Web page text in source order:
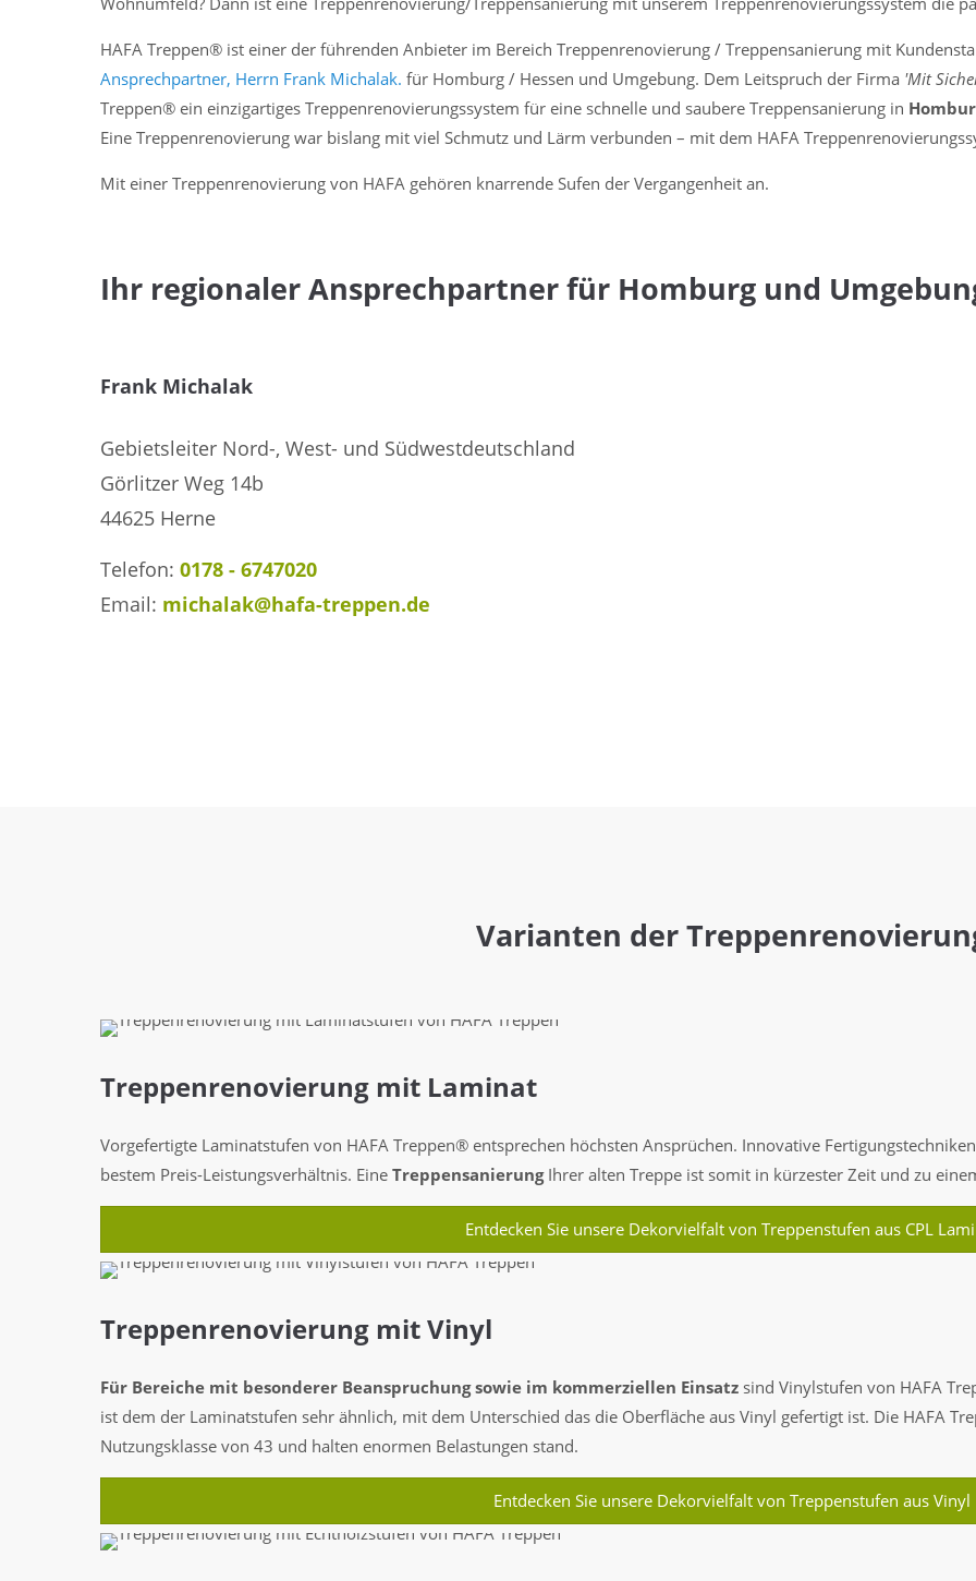
Treppenrenovierung / Treppensanierung
HAFA Treppen® ist einer der führenden Anbieter im Bereich Treppenrenovierung / Treppensanierung mit
Ansprechpartner, Herrn Frank Michalak. für Homburg / Hessen und Umgebung. Dem Leitspruch der Firma 'Mit
Treppen® ein einzigartiges Treppenrenovierungssystem für eine schnelle und saubere Treppensanierung in
Eine Treppenrenovierung war bislang mit viel Schmutz und Lärm verbunden – mit dem HAFA
Mit einer Treppenrenovierung von HAFA gehören knarrende Sufen der Vergangenheit an.
Ihr regionaler Ansprechpartner für Homburg und
Frank Michalak
Gebietsleiter Nord-, West- und Südwestdeutschland
Görlitzer Weg 14b
44625 Herne
Telefon: 0178 - 6747020
Email: michalak@hafa-treppen.de
Varianten der
Treppenrenovierung mit Laminat
Vorgefertigte Laminatstufen von HAFA Treppen® entsprechen höchsten Ansprüchen. Innovative
bestem Preis-Leistungsverhältnis. Eine TreppensanierungIhrer alten Treppe ist somit in kürzester Zeit und zu
Entdecken Sie unsere Dekorvielfalt von Treppenstufen aus CPL
Treppenrenovierung mit Vinyl
Für Bereiche mit besonderer Beanspruchung sowie im kommerziellen Einsatz sind Vinylstufen von HAFA
ist dem der Laminatstufen sehr ähnlich, mit dem Unterschied das die Oberfläche aus Vinyl gefertigt ist. Die HAFA
Nutzungsklasse von 43 und halten enormen Belastungen stand.
Entdecken Sie unsere Dekorvielfalt von Treppenstufen aus Vinyl